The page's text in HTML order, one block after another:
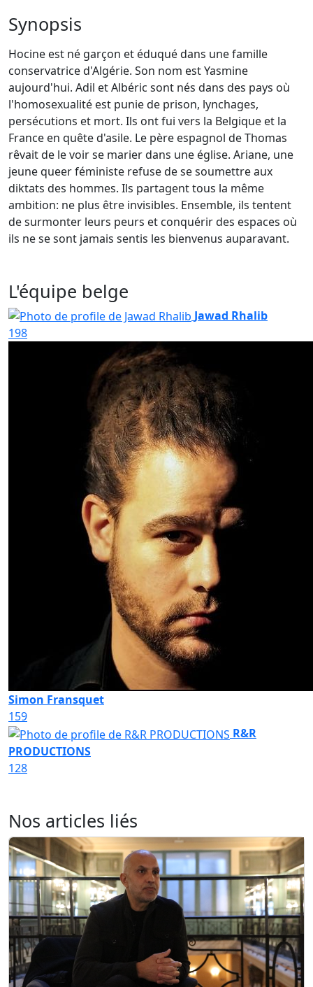
Synopsis
Hocine est né garçon et éduqué dans une famille
conservatrice d'Algérie. Son nom est Yasmine
aujourd'hui. Adil et Albéric sont nés dans des pays où
l'homosexualité est punie de prison, lynchages,
persécutions et mort. Ils ont fui vers la Belgique et la
France en quête d'asile. Le père espagnol de Thomas
rêvait de le voir se marier dans une église. Ariane, une
jeune queer féministe refuse de se soumettre aux
diktats des hommes. Ils partagent tous la même
ambition: ne plus être invisibles. Ensemble, ils tentent
de surmonter leurs peurs et conquérir des espaces où
ils ne se sont jamais sentis les bienvenus auparavant.
L'équipe belge
Jawad Rhalib
198
Simon Fransquet
159
R&R
PRODUCTIONS
128
Nos articles liés